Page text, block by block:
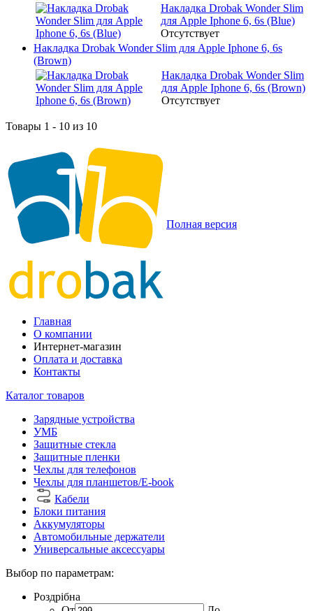
Накладка Drobak Wonder Slim
для Apple Iphone 6, 6s (Blue)
Отсутствует
Накладка Drobak Wonder Slim для Apple Iphone 6, 6s
(Brown)
Накладка Drobak Wonder Slim
для Apple Iphone 6, 6s (Brown)
Отсутствует
Товары 1 - 10 из 10
Полная версия
Главная
О компании
Интернет-магазин
Оплата и доставка
Контакты
Каталог товаров
Зарядные устройства
УМБ
Защитные стекла
Защитные пленки
Чехлы для телефонов
Чехлы для планшетов/E-book
Кабели
Блоки питания
Аккумуляторы
Автомобильные держатели
Универсальные аксессуары
Выбор по параметрам:
Роздрібна